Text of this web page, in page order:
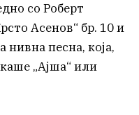
со Роберт
Асенов“ бр. 10 и
нивна песна, која,
„Ајша“ или